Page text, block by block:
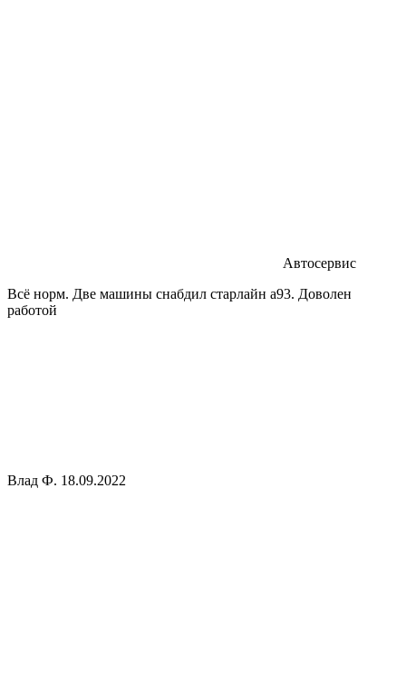
Автосервис
Всё норм. Две машины снабдил старлайн а93. Доволен
работой
Влад Ф. 18.09.2022